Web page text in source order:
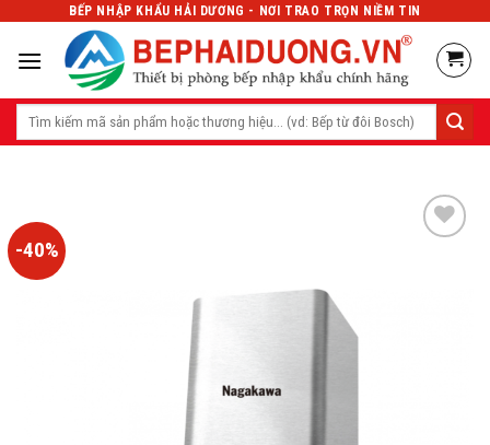
content
BẾP NHẬP KHẨU HẢI DƯƠNG - NƠI TRAO TRỌN NIỀM TIN
Tìm
-40%